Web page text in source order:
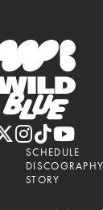
SCHEDULE
DISCOGRAPHY
STORY